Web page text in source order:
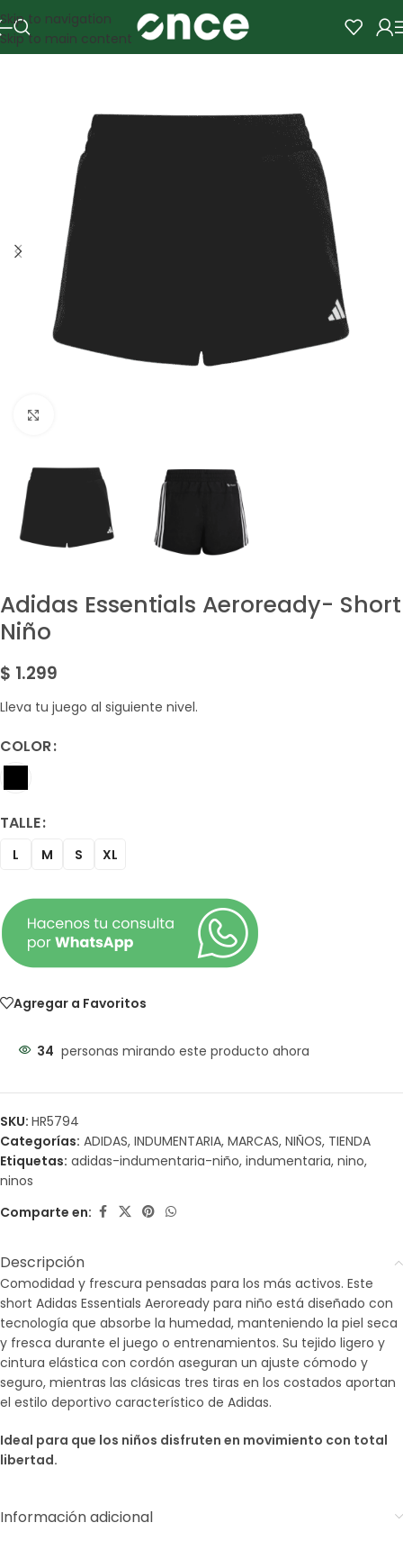
Skip to navigation
Skip to main content
Adidas Essentials Aeroready- Short
Niño
$ 1.299
Lleva tu juego al siguiente nivel.
COLOR
TALLE
L M S XL
Agregar a Favoritos
34 personas mirando este producto ahora
SKU: HR5794
Categorías: ADIDAS, INDUMENTARIA, MARCAS, NIÑOS, TIENDA
Etiquetas: adidas-indumentaria-niño, indumentaria, nino,
ninos
Comparte en:
Descripción
Comodidad y frescura pensadas para los más activos. Este
short Adidas Essentials Aeroready para niño está diseñado con
tecnología que absorbe la humedad, manteniendo la piel seca
y fresca durante el juego o entrenamientos. Su tejido ligero y
cintura elástica con cordón aseguran un ajuste cómodo y
seguro, mientras las clásicas tres tiras en los costados aportan
el estilo deportivo característico de Adidas.
Ideal para que los niños disfruten en movimiento con total
libertad.
Información adicional